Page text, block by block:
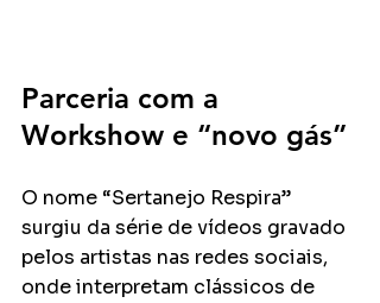
Parceria com a
Workshow e “novo gás”
O nome “Sertanejo Respira”
surgiu da série de vídeos gravado
pelos artistas nas redes sociais,
onde interpretam clássicos de